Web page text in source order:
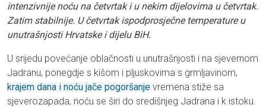
intenzivnije noću na četvrtak i u nekim dijelovima u četvrtak.
Zatim stabilnije. U četvrtak ispodprosječne temperature u
unutrašnjosti Hrvatske i dijelu BiH.
U srijedu povećanje oblačnosti u unutrašnjosti i na sjevernom
Jadranu, ponegdje s kišom i pljuskovima s grmljavinom,
krajem dana i noću jače pogoršanje vremena stiže sa
sjeverozapada, noću se širi do središnjeg Jadrana i k istoku.